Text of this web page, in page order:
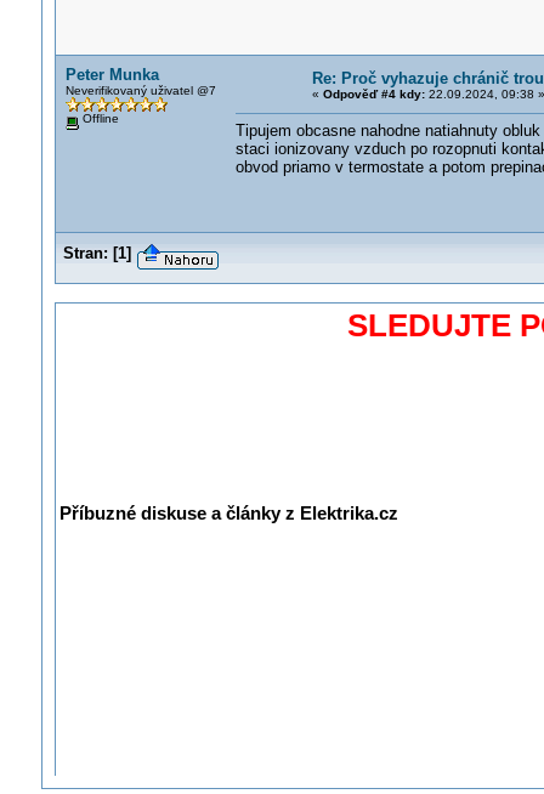
Peter Munka
Neverifikovaný uživatel @7
Offline
Re: Proč vyhazuje chránič
« Odpověď #4 kdy:22.09.2024, 09:38 »
Tipujem obcasne nahodne natiahnuty
staci ionizovany vzduch po rozopnuti
obvod priamo v termostate a potom
Stran: [1]
SLEDUJTE
Příbuzné diskuse a články z Elektrika.cz